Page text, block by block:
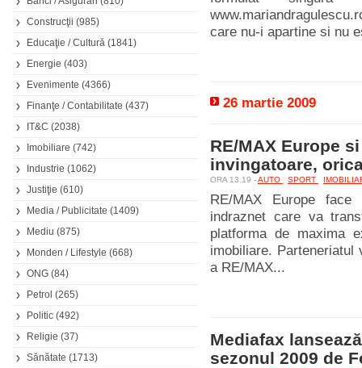
Construcţii (985)
Educaţie / Cultură (1841)
Energie (403)
Evenimente (4366)
Finanţe / Contabilitate (437)
IT&C (2038)
Imobiliare (742)
Industrie (1062)
Justiţie (610)
Media / Publicitate (1409)
Mediu (875)
Monden / Lifestyle (668)
ONG (84)
Petrol (265)
Politic (492)
Religie (37)
Sănătate (1713)
care nu-i apartine si nu
26 martie 2009
RE/MAX Europe
invingatoare,
ORA 13.19 -AUTO SPORT
RE/MAX Europe
indraznet care va
platforma de maxima
imobiliare.
a RE/MAX...
Mediafax
sezonul 2009 de